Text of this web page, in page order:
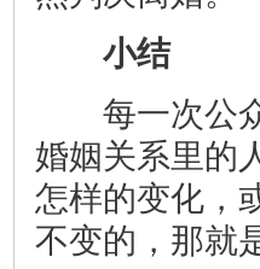
小结
每一次公众
婚姻关系里的
怎样的变化，
不变的，那就